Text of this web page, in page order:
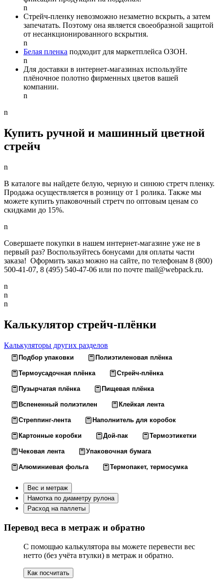
n
Стрейч-пленку невозможно незаметно вскрыть, а затем
запечатать. Поэтому она является своеобразной защитой
от несанкционированного вскрытия.
n
Белая пленка подходит для маркетплейса ОЗОН.
n
Для доставки в интернет-магазинах используйте
плёночное полотно фирменных цветов вашей
компании.
n
n
Купить ручной и машинный цветной
стрейч
n
В каталоге вы найдете белую, черную и синюю стретч пленку.
Продажа осуществляется в розницу от 1 ролика. Также мы
можете купить упаковочный стретч по оптовым ценам со
скидками до 15%.
n
Совершаете покупки в нашем интернет-магазине уже не в
первый раз? Воспользуйтесь бонусами для оплаты части
заказа! Оформить заказ можно на сайте, по телефонам 8 (800)
500-41-07, 8 (495) 540-47-06 или по почте mail@webpack.ru.
n
n
n
Калькулятор стрейч-плёнки
Калькуляторы других разделов
Подбор упаковки Полиэтиленовая плёнка
Термоусадочная плёнка Стрейч-плёнка
Пузырчатая плёнка Пищевая плёнка
Вспененный полиэтилен Клейкая лента
Стреппинг-лента Наполнитель для коробок
Картонные коробки Дой-пак Термоэтикетки
Чековая лента Упаковочная бумага
Алюминиевая фольга Термопакет, термосумка
Вес и метраж
Намотка по диаметру рулона
Расход на паллеты
Перевод веса в метраж и обратно
С помощью калькулятора вы можете перевести вес
нетто (без учёта втулки) в метраж и обратно.
Как посчитать